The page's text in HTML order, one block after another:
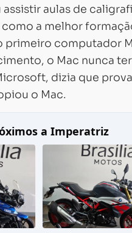
aulas de
a melhor
primeiro computador
o Mac nunca
dizia que
o Mac.